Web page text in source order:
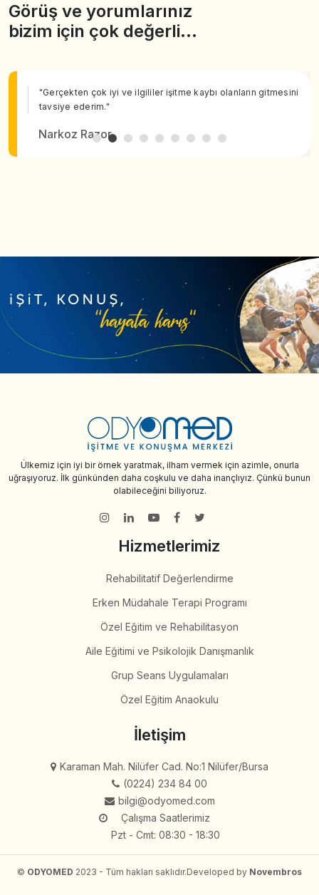
Görüş ve yorumlarınız
bizim için çok değerli…
"Gerçekten çok iyi ve ilgililer işitme kaybı olanların gitmesini
tavsiye ederim."
Narkoz Razor
Ülkemiz için iyi bir örnek yaratmak, ilham vermek için azimle, onurla
uğraşıyoruz. İlk günkünden daha coşkulu ve daha inançlıyız. Çünkü bunun
olabileceğini biliyoruz.
Hizmetlerimiz
Rehabilitatif Değerlendirme
Erken Müdahale Terapi Programı
Özel Eğitim ve Rehabilitasyon
Aile Eğitimi ve Psikolojik Danışmanlık
Grup Seans Uygulamaları
Özel Eğitim Anaokulu
İletişim
Karaman Mah. Nilüfer Cad. No:1 Nilüfer/Bursa
(0224) 234 84 00
bilgi@odyomed.com
Çalışma Saatlerimiz
Pzt - Cmt: 08:30 - 18:30
© ODYOMED 2023 - Tüm hakları saklıdır.Developed by Novembros